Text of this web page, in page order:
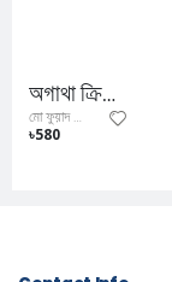
অগাথা ক্রিস্টি সমগ্র ১
মো ফুয়াদ আল ফিদা
৳580